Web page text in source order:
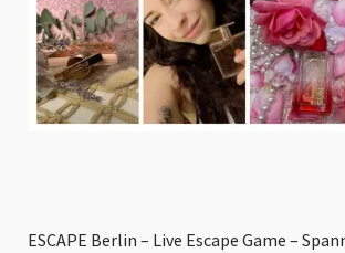
ESCAPE Berlin – Live Escape Game –